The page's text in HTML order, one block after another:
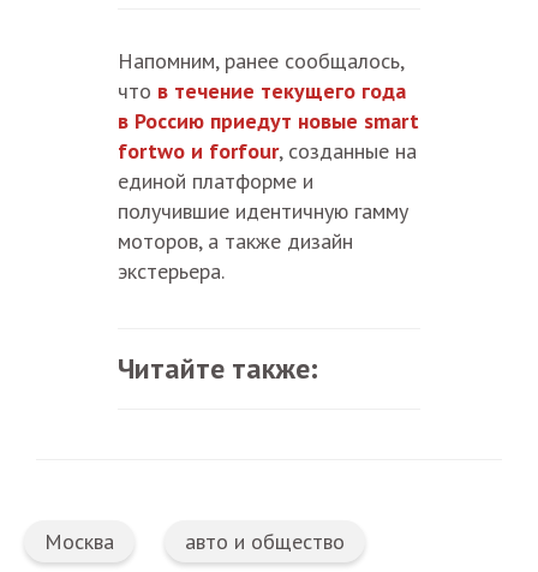
Напомним, ранее сообщалось,
что в течение текущего года
в Россию приедут новые smart
fortwo и forfour, созданные на
единой платформе и
получившие идентичную гамму
моторов, а также дизайн
экстерьера.
Читайте также:
Москва авто и общество